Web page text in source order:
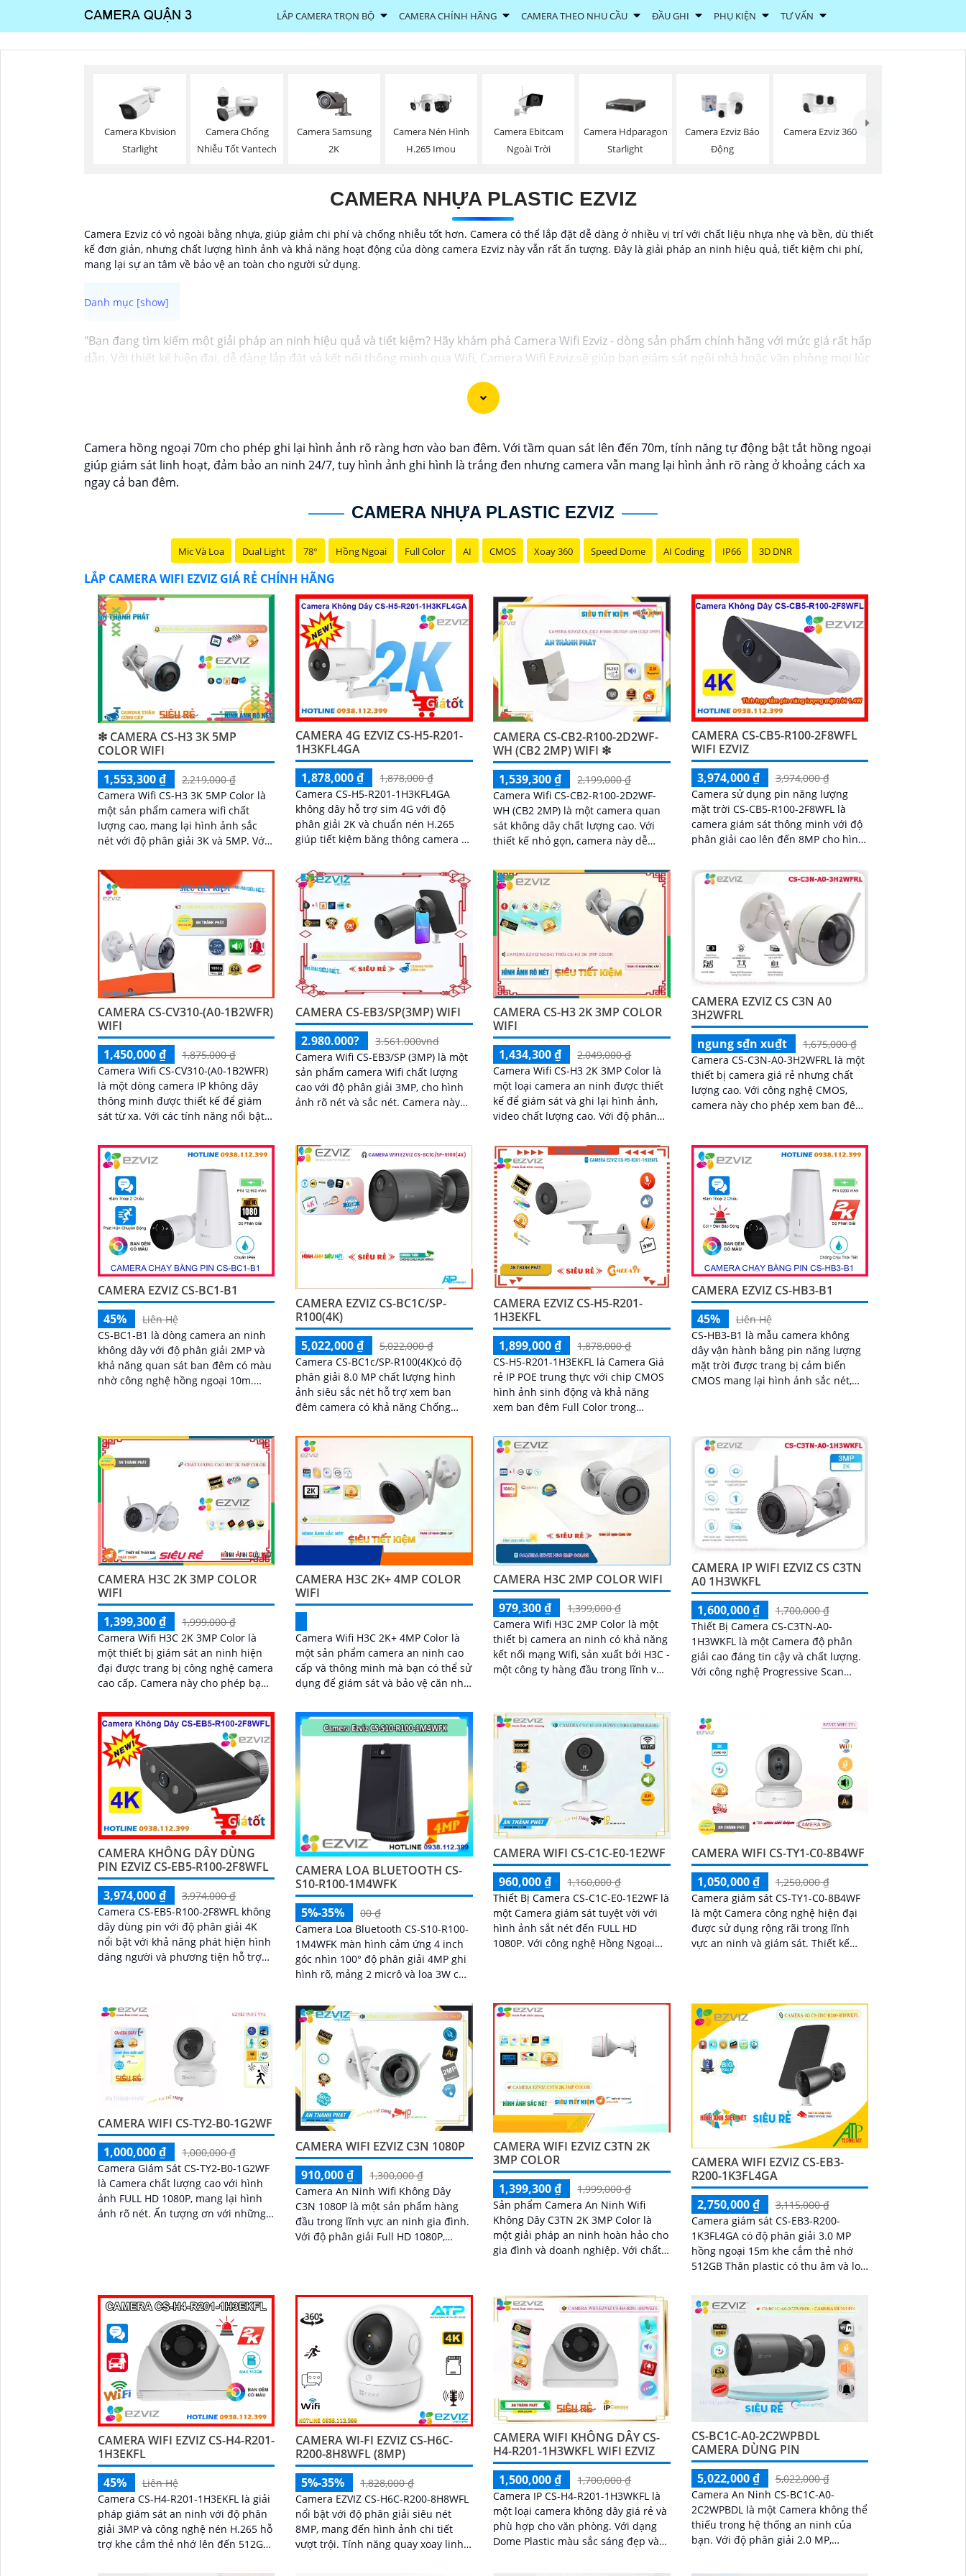
LẮP CAMERA TRỌN BỘ CAMERA CHÍNH HÃNG CAMERA THEO NHU CẦU ĐẦU GHI PHỤ KIỆN TƯ VẤN
Camera Kbvision
Starlight
Camera Chống
Nhiễu Tốt Vantech
Camera Samsung
2K
Camera Nén Hình
H.265 Imou
Camera Ebitcam
Ngoài Trời
Camera Hdparagon
Starlight
Camera Ezviz Báo
Động
Camera Ezviz 360
CAMERA NHỰA PLASTIC EZVIZ
Camera Ezviz có vỏ ngoài bằng nhựa, giúp giảm chi phí và chống nhiễu tốt hơn. Camera có thể lắp đặt dễ dàng ở nhiều vị trí với chất liệu nhựa nhẹ và bền, dù thiết
kế đơn giản, nhưng chất lượng hình ảnh và khả năng hoạt động của dòng camera Ezviz này vẫn rất ấn tượng. Đây là giải pháp an ninh hiệu quả, tiết kiệm chi phí,
mang lại sự an tâm về bảo vệ an toàn cho người sử dụng.
"Bạn đang tìm kiếm một giải pháp an ninh hiệu quả và tiết kiệm? Hãy khám phá Camera Wifi Ezviz - dòng sản phẩm chính hãng với mức giá rất hấp
dẫn. Với thiết kế hiện đại, dễ dàng lắp đặt và kết nối thông minh qua Wifi, Camera Wifi Ezviz sẽ giúp bạn giám sát ngôi nhà hoặc văn phòng mọi lúc
Không chỉ vậy, sản phẩm cũng mang lại chất lượng hình ảnh sắc nét và độ phân giải cao, cho phép bạn theo dõi mọi hoạt động một cách dễ dàng.
Đừng bỏ lỡ cơ hội sở hữu Camera Wifi Ezviz giá rẻ chính hãng để bảo vệ tài sản và gia đình của bạn ngay hôm nay!"
Camera hồng ngoại 70m cho phép ghi lại hình ảnh rõ ràng hơn vào ban đêm. Với tầm quan sát lên đến 70m, tính năng tự động bật tắt hồng ngoại
giúp giám sát linh hoạt, đảm bảo an ninh 24/7, tuy hình ảnh ghi hình là trắng đen nhưng camera vẫn mang lại hình ảnh rõ ràng ở khoảng cách xa
ngay cả ban đêm.
CAMERA NHỰA PLASTIC EZVIZ
Mic Và Loa Dual Light 78° Hồng Ngoại Full Color AI CMOS Xoay 360 Speed Dome AI Coding IP66 3D DNR
LẮP CAMERA WIFI EZVIZ GIÁ RẺ CHÍNH HÃNG
❇ CAMERA CS-H3 3K 5MP
COLOR WIFI
1,553,300 ₫
2,219,000 ₫
Camera Wifi CS-H3 3K 5MP Color là
một sản phẩm camera wifi chất
lượng cao, mang lại hình ảnh sắc
nét với độ phân giải 3K và 5MP. Với
dùng có thể dễ dàng giám sát từ xa
qua điện thoại di động
CAMERA 4G EZVIZ CS-H5-R201-
1H3KFL4GA
1,878,000 ₫
1,878,000 ₫
Camera CS-H5-R201-1H3KFL4GA
không dây hỗ trợ sim 4G với độ
phân giải 2K và chuẩn nén H.265
giúp tiết kiệm băng thông camera có
nhìn hồng ngoại lên đến 30m và
ánh sáng trắng 20m quan sát rõ
ràng cả ngày lẫn đêm với chuẩn
IP67 camera còn tích hợp tính năng
phát hiện thông minh và cảnh báo
bằng còi và đèn chớp phù hợp cho
công trình kho hàng, nhà xưởng
công trình
CAMERA CS-CB2-R100-2D2WF-
WH (CB2 2MP) WIFI ❇
1,539,300 ₫
2,199,000 ₫
Camera Wifi CS-CB2-R100-2D2WF-
WH (CB2 2MP) là một camera quan
sát không dây chất lượng cao. Với
thiết kế nhỏ gọn, camera này dễ
khác nhau trong ngôi nhà hoặc văn
phòng
CAMERA CS-CB5-R100-2F8WFL
WIFI EZVIZ
3,974,000 ₫
3,974,000 ₫
Camera sử dụng pin năng lượng
mặt trời CS-CB5-R100-2F8WFL là
camera giám sát thông minh với độ
phân giải cao lên đến 8MP cho hình
nghệ AI camera có khả năng phát
hiện dáng người và phương tiện báo
động khi phát hiện xâm nhập Thiết
kế bền bỉ chống nước IP65 phù hợp
lắp đặt trong mọi điều kiện thời tiết.
Camera An Ninh CS-CB5-R100-
2F8WFL có khả năng còi hú, đèn
chớp báo động, Wifi Không Dây,
biệt người & phương tiện
CAMERA CS-CV310-(A0-1B2WFR)
WIFI
1,450,000 ₫
1,875,000 ₫
Camera Wifi CS-CV310-(A0-1B2WFR)
là một dòng camera IP không dây
thông minh được thiết kế để giám
sát từ xa. Với các tính năng nổi bật
quan sát ban...
CAMERA CS-EB3/SP(3MP) WIFI
2.980.000?
3.561.000vnd
Camera Wifi CS-EB3/SP (3MP) là một
sản phẩm camera Wifi chất lượng
cao với độ phân giải 3MP, cho hình
ảnh rõ nét và sắc nét. Camera này
đình, văn phòng, cửa hàng và nhà
kho
CAMERA CS-H3 2K 3MP COLOR
WIFI
1,434,300 ₫
2,049,000 ₫
Camera Wifi CS-H3 2K 3MP Color là
một loại camera an ninh được thiết
kế để giám sát và ghi lại hình ảnh,
video chất lượng cao. Với độ phân
ảnh sắc nét và chi tiết, đảm bảo bạn
có thể nhìn rõ từng chi tiết
CAMERA EZVIZ CS C3N A0
3H2WFRL
ngung s₫n xu₫t
1,675,000 ₫
Camera CS-C3N-A0-3H2WFRL là một
thiết bị camera giá rẻ nhưng chất
lượng cao. Với công nghệ CMOS,
camera này cho phép xem ban đêm
cách 30m với ánh sáng hồng ngoại
CAMERA EZVIZ CS-BC1-B1
45%
Liên Hệ
CS-BC1-B1 là dòng camera an ninh
không dây với độ phân giải 2MP và
khả năng quan sát ban đêm có màu
nhờ công nghệ hồng ngoại 10m.
CAMERA EZVIZ CS-BC1C/SP-
R100(4K)
5,022,000 ₫
5,022,000 ₫
Camera CS-BC1c/SP-R100(4K)có độ
phân giải 8.0 MP chất lượng hình
ảnh siêu sắc nét hỗ trợ xem ban
đêm camera có khả năng Chống
biến hình ảnh CMOS camera CS-
BC1c/SP-R100(4K) là một loại camera
giá rẻ với khả năng lưu trữ dữ liệu
lên đến 512GB thông qua khe thẻ
nhớ
CAMERA EZVIZ CS-H5-R201-
1H3EKFL
1,899,000 ₫
1,878,000 ₫
CS-H5-R201-1H3EKFL là Camera Giá
rẻ IP POE trung thực với chip CMOS
hình ảnh sinh động và khả năng
xem ban đêm Full Color trong
trộm hiệu quả giá rẻ và tiết kiệm có
độ phân giải 3
CAMERA EZVIZ CS-HB3-B1
45%
Liên Hệ
CS-HB3-B1 là mẫu camera không
dây vận hành bằng pin năng lượng
mặt trời được trang bị cảm biến
CMOS mang lại hình ảnh sắc nét,
giải 3
CAMERA H3C 2K 3MP COLOR
WIFI
1,399,300 ₫
1,999,000 ₫
Camera Wifi H3C 2K 3MP Color là
một thiết bị giám sát an ninh hiện
đại được trang bị công nghệ camera
cao cấp. Camera này cho phép bạn
lượng cao từ bất kỳ nơi nào trên thế
giới thông qua mạng wifi
CAMERA H3C 2K+ 4MP COLOR
WIFI
Camera Wifi H3C 2K+ 4MP Color là
một sản phẩm camera an ninh cao
cấp và thông minh mà bạn có thể sử
dụng để giám sát và bảo vệ căn nhà,
Với...
CAMERA H3C 2MP COLOR WIFI
979,300 ₫
1,399,000 ₫
Camera Wifi H3C 2MP Color là một
thiết bị camera an ninh có khả năng
kết nối mạng Wifi, sản xuất bởi H3C -
một công ty hàng đầu trong lĩnh vực
CAMERA IP WIFI EZVIZ CS C3TN
A0 1H3WKFL
1,600,000 ₫
1,700,000 ₫
Thiết Bị Camera CS-C3TN-A0-
1H3WKFL là một Camera độ phân
giải cao đáng tin cậy và chất lượng.
Với công nghệ Progressive Scan
nét
CAMERA KHÔNG DÂY DÙNG
PIN EZVIZ CS-EB5-R100-2F8WFL
3,974,000 ₫
3,974,000 ₫
Camera CS-EB5-R100-2F8WFL không
dây dùng pin với độ phân giải 4K
nổi bật với khả năng phát hiện hình
dáng người và phương tiện hỗ trợ
nhập camera tích hợp tấm pin năng
lượng mặt trời và pin sạc đạt chuẩn
IP65 chống nước và bụi giúp hoạt
động bền bỉ trong mọi điều kiện
thời tiết.
CAMERA LOA BLUETOOTH CS-
S10-R100-1M4WFK
5%-35%
00 ₫
Camera Loa Bluetooth CS-S10-R100-
1M4WFK màn hình cảm ứng 4 inch
góc nhìn 100° độ phân giải 4MP ghi
hình rõ, mảng 2 micrô và loa 3W cho
CAMERA WIFI CS-C1C-E0-1E2WF
960,000 ₫
1,160,000 ₫
Thiết Bị Camera CS-C1C-E0-1E2WF là
một Camera giám sát tuyệt vời với
hình ảnh sắt nét đến FULL HD
1080P. Với công nghệ Hồng Ngoại
CAMERA WIFI CS-TY1-C0-8B4WF
1,050,000 ₫
1,250,000 ₫
Camera giám sát CS-TY1-C0-8B4WF
là một Camera công nghệ hiện đại
được sử dụng rộng rãi trong lĩnh
vực an ninh và giám sát. Thiết kế
CAMERA WIFI CS-TY2-B0-1G2WF
1,000,000 ₫
1,000,000 ₫
Camera Giám Sát CS-TY2-B0-1G2WF
là Camera chất lượng cao với hình
ảnh FULL HD 1080P, mang lại hình
ảnh rõ nét. Ấn tượng ơn với những
CAMERA WIFI EZVIZ C3N 1080P
910,000 ₫
1,300,000 ₫
Camera An Ninh Wifi Không Dây
C3N 1080P là một sản phẩm hàng
đầu trong lĩnh vực an ninh gia đình.
Với độ phân giải Full HD 1080P,
CAMERA WIFI EZVIZ C3TN 2K
3MP COLOR
1,399,300 ₫
1,999,000 ₫
Sản phẩm Camera An Ninh Wifi
Không Dây C3TN 2K 3MP Color là
một giải pháp an ninh hoàn hảo cho
gia đình và doanh nghiệp. Với chất
mọi góc nhỏ nhất với rõ nét và sắc
nét
CAMERA WIFI EZVIZ CS-EB3-
R200-1K3FL4GA
2,750,000 ₫
3,115,000 ₫
Camera giám sát CS-EB3-R200-
1K3FL4GA có độ phân giải 3.0 MP
hồng ngoại 15m khe cắm thẻ nhớ
512GB Thân plastic có thu âm và loa
R200-1K3FL4GA là...
CAMERA WIFI EZVIZ CS-H4-R201-
1H3EKFL
45%
Liên Hệ
Camera CS-H4-R201-1H3EKFL là giải
pháp giám sát an ninh với độ phân
giải 3MP và công nghệ nén H.265 hỗ
trợ khe cắm thẻ nhớ lên đến 512GB,
CAMERA WI-FI EZVIZ CS-H6C-
R200-8H8WFL (8MP)
5%-35%
1,828,000 ₫
Camera EZVIZ CS-H6C-R200-8H8WFL
nổi bật với độ phân giải siêu nét
8MP, mang đến hình ảnh chi tiết
vượt trội. Tính năng quay xoay linh
CAMERA WIFI KHÔNG DÂY CS-
H4-R201-1H3WKFL WIFI EZVIZ
1,500,000 ₫
1,700,000 ₫
Camera IP CS-H4-R201-1H3WKFL là
một loại camera không dây giá rẻ và
phù hợp cho văn phòng. Với dạng
Dome Plastic màu sắc sáng đẹp và
CS-BC1C-A0-2C2WPBDL
CAMERA DÙNG PIN
5,022,000 ₫
5,022,000 ₫
Camera An Ninh CS-BC1C-A0-
2C2WPBDL là một Camera không thể
thiếu trong hệ thống an ninh của
bạn. Với độ phân giải 2.0 MP,